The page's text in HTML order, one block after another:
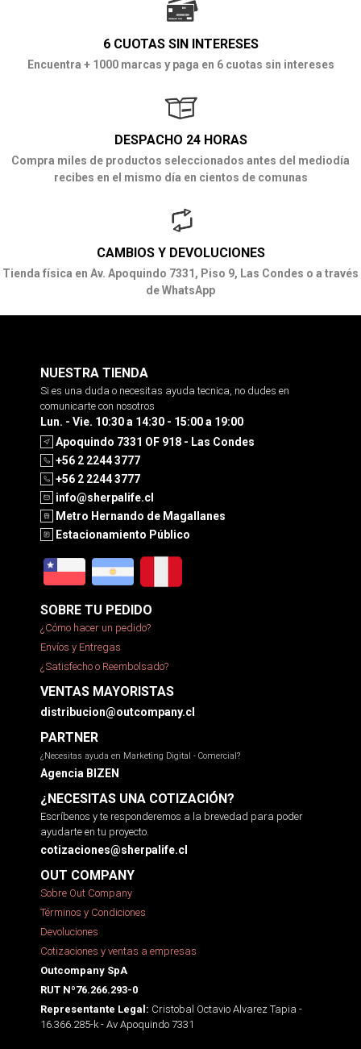
6 CUOTAS SIN INTERESES
Encuentra + 1000 marcas y paga en 6 cuotas sin intereses
DESPACHO 24 HORAS
Compra miles de productos seleccionados antes del mediodía
recibes en el mismo día en cientos de comunas
CAMBIOS Y DEVOLUCIONES
Tienda física en Av. Apoquindo 7331, Piso 9, Las Condes o a través
de WhatsApp
NUESTRA TIENDA
Si es una duda o necesitas ayuda tecnica, no dudes en
comunicarte con nosotros
Lun. - Vie. 10:30 a 14:30 - 15:00 a 19:00
Apoquindo 7331 OF 918 - Las Condes
+56 2 2244 3777
+56 2 2244 3777
info@sherpalife.cl
Metro Hernando de Magallanes
Estacionamiento Público
SOBRE TU PEDIDO
¿Cómo hacer un pedido?
Envíos y Entregas
¿Satisfecho o Reembolsado?
VENTAS MAYORISTAS
distribucion@outcompany.cl
PARTNER
¿Necesitas ayuda en Marketing Digital - Comercial?
Agencia BIZEN
¿NECESITAS UNA COTIZACIÓN?
Escríbenos y te responderemos a la brevedad para poder
ayudarte en tu proyecto.
cotizaciones@sherpalife.cl
OUT COMPANY
Sobre Out Company
Términos y Condiciones
Devoluciones
Cotizaciones y ventas a empresas
Outcompany SpA
RUT Nº76.266.293-0
Representante Legal: Cristobal Octavio Alvarez Tapia -
16.366.285-k - Av Apoquindo 7331